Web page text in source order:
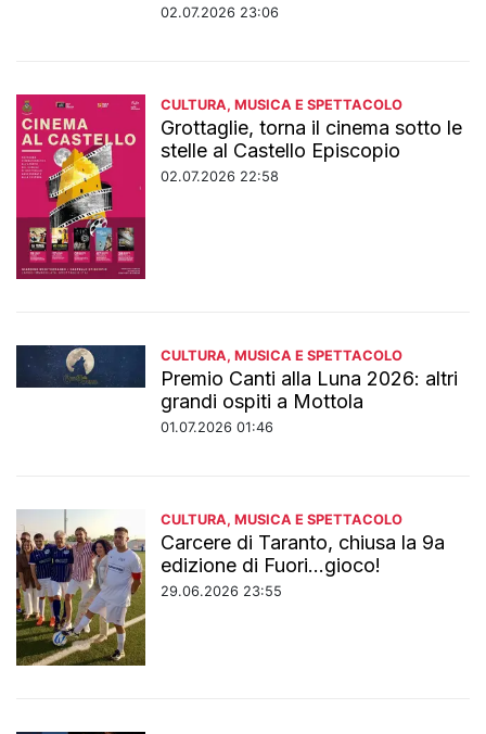
02.07.2026 23:06
CULTURA, MUSICA E SPETTACOLO
Grottaglie, torna il cinema sotto le
stelle al Castello Episcopio
02.07.2026 22:58
CULTURA, MUSICA E SPETTACOLO
Premio Canti alla Luna 2026: altri
grandi ospiti a Mottola
01.07.2026 01:46
CULTURA, MUSICA E SPETTACOLO
Carcere di Taranto, chiusa la 9a
edizione di Fuori…gioco!
29.06.2026 23:55